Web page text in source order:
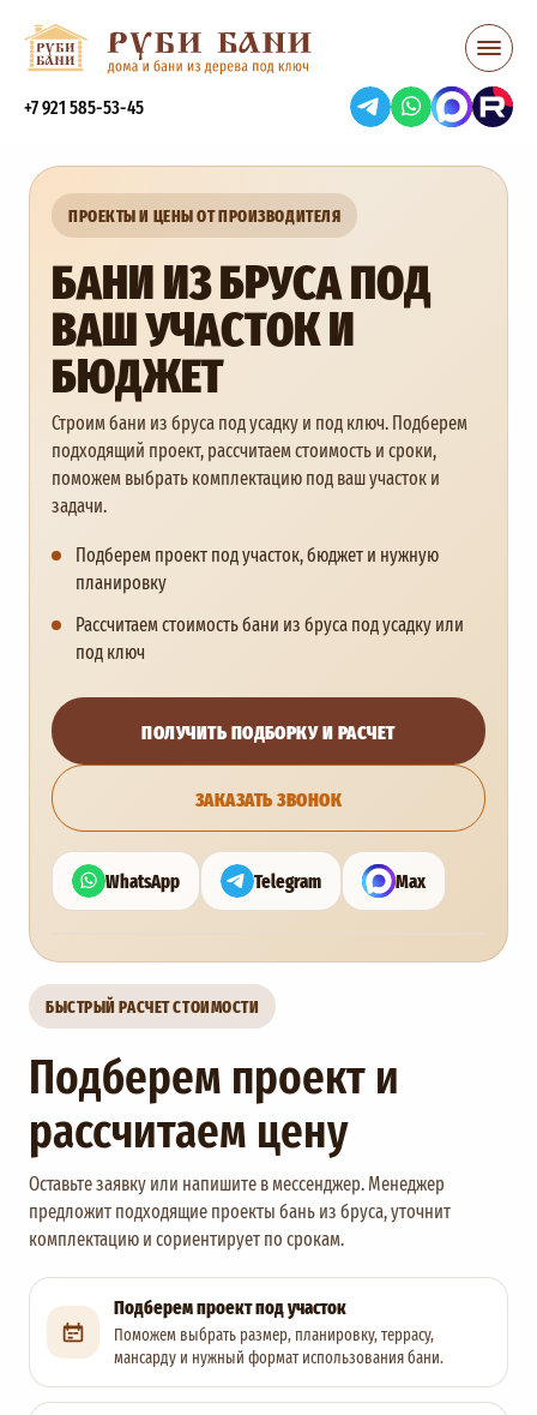
+7 921 585-53-45
ПРОЕКТЫ И ЦЕНЫ ОТ ПРОИЗВОДИТЕЛЯ
БАНИ ИЗ БРУСА ПОД
ВАШ УЧАСТОК И
БЮДЖЕТ
Строим бани из бруса под усадку и под ключ. Подберем
подходящий проект, рассчитаем стоимость и сроки,
поможем выбрать комплектацию под ваш участок и
задачи.
Подберем проект под участок, бюджет и нужную
планировку
Рассчитаем стоимость бани из бруса под усадку или
под ключ
ПОЛУЧИТЬ ПОДБОРКУ И РАСЧЕТ
ЗАКАЗАТЬ ЗВОНОК
WhatsApp Telegram Max
БЫСТРЫЙ РАСЧЕТ СТОИМОСТИ
Подберем проект и
рассчитаем цену
Оставьте заявку или напишите в мессенджер. Менеджер
предложит подходящие проекты бань из бруса, уточнит
комплектацию и сориентирует по срокам.
Подберем проект под участок
Поможем выбрать размер, планировку, террасу,
мансарду и нужный формат использования бани.